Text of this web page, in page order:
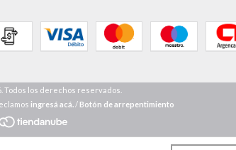
Todos los derechos reservados.
ingresá acá. / Botón de arrepentimiento